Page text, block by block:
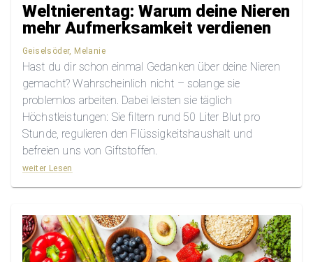
Weltnierentag: Warum deine Nieren
mehr Aufmerksamkeit verdienen
Geiselsöder, Melanie
Hast du dir schon einmal Gedanken über deine Nieren
gemacht? Wahrscheinlich nicht – solange sie
problemlos arbeiten. Dabei leisten sie täglich
Höchstleistungen: Sie filtern rund 50 Liter Blut pro
Stunde, regulieren den Flüssigkeitshaushalt und
befreien uns von Giftstoffen.
weiter Lesen